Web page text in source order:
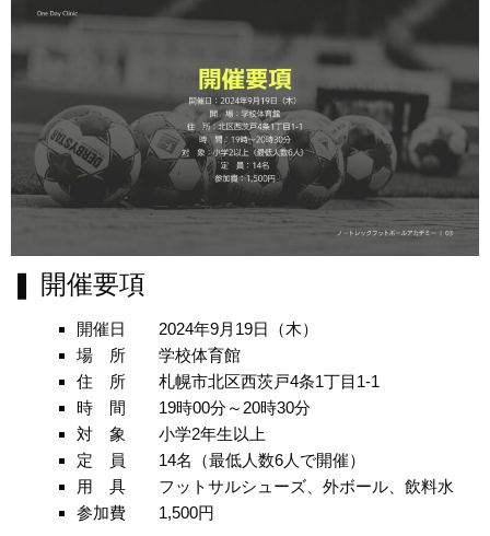
❚ 開催要項
開催日 2024年9月19日（木）
場 所 学校体育館
住 所 札幌市北区西茨戸4条1丁目1-1
時 間 19時00分～20時30分
対 象 小学2年生以上
定 員 14名（最低人数6人で開催）
用 具 フットサルシューズ、外ボール、飲料水
参加費 1,500円